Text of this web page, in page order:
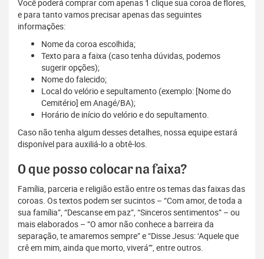
Você poderá comprar com apenas 1 clique sua coroa de flores,
e para tanto vamos precisar apenas das seguintes
informações:
Nome da coroa escolhida;
Texto para a faixa (caso tenha dúvidas, podemos
sugerir opções);
Nome do falecido;
Local do velório e sepultamento (exemplo: [Nome do
Cemitério] em Anagé/BA);
Horário de início do velório e do sepultamento.
Caso não tenha algum desses detalhes, nossa equipe estará
disponível para auxiliá-lo a obtê-los.
O que posso colocar na faixa?
Família, parceria e religião estão entre os temas das faixas das
coroas. Os textos podem ser sucintos – “Com amor, de toda a
sua família”, “Descanse em paz”, “Sinceros sentimentos” – ou
mais elaborados – “O amor não conhece a barreira da
separação, te amaremos sempre” e “Disse Jesus: ‘Aquele que
crê em mim, ainda que morto, viverá’”, entre outros.